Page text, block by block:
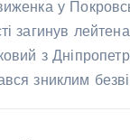
у
загинув
з
зниклим